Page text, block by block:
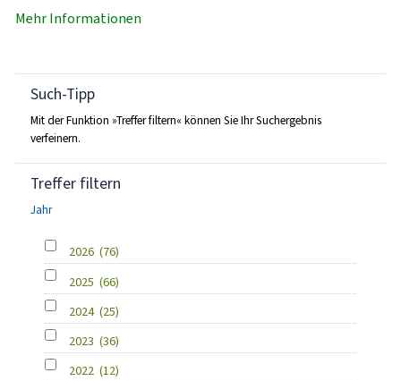
Mehr Informationen
Such-Tipp
Mit der Funktion »Treffer filtern« können Sie Ihr Suchergebnis
verfeinern.
Treffer filtern
Jahr
2026 (76)
2025 (66)
2024 (25)
2023 (36)
2022 (12)